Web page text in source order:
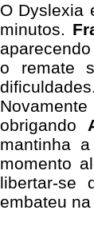
O Dyslexia
minutos.
o remate
obrigando
mantinha
momento
libertar-se
embateu